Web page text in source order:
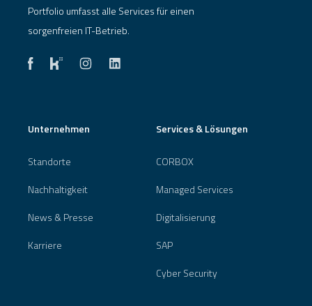
Portfolio umfasst alle Services für einen
sorgenfreien IT-Betrieb.
Unternehmen
Standorte
Nachhaltigkeit
News & Presse
Karriere
Services & Lösungen
CORBOX
Managed Services
Digitalisierung
SAP
Cyber Security